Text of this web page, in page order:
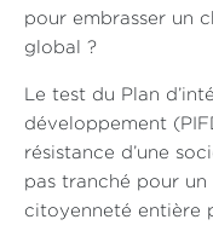
pour embrasser un
global ?
Le test du Plan
développement
résistance d’une
pas tranché pour
citoyenneté entière